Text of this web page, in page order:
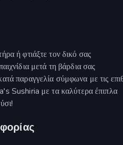
ή φτιάξτε τον δικό σας
μετά τη βάρδια σας
παραγγελία σύμφωνα με τις
Sushiria με τα καλύτερα έπιπλα